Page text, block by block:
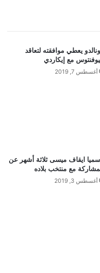
يعطي موافقته لتعاقد
مع إيكاردي
أغسطس 7, 2019
ايقاف ميسى ثلاثة أشهر عن
مع منتخب بلاده
أغسطس 3, 2019